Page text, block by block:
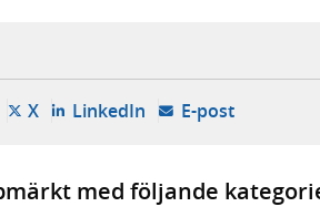
öppnas i ny flik, extern webbplats,
X- öppnas i ny flik, extern
LinkedIn- öppnas i ny flik,
E-post- öppnar
med följande